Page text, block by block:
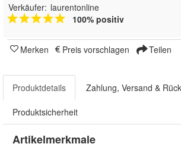
Verkäufer: laurentonline
100% positiv
Merken Preis vorschlagen Teilen
Produktdetails Zahlung, Versand &
Produktsicherheit
Artikelmerkmale